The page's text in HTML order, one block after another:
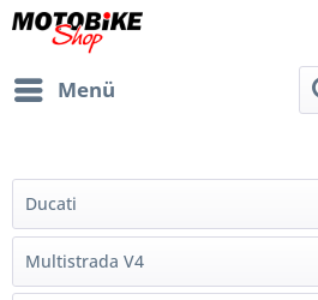
Menü